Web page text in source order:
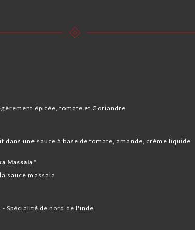
épicée, tomate et Coriandre
une sauce à base de tomate, amande, crème liquide
Massala"
sauce massala
Spécialité de nord de l'inde